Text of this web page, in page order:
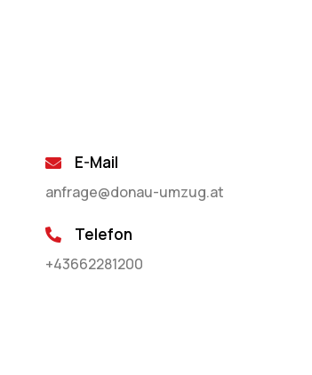
E-Mail
anfrage@donau-umzug.at
Telefon
+43662281200